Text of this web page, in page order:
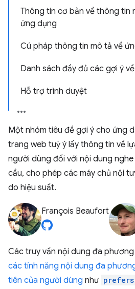
Thông tin cơ bản về thông tin
ứng dụng
Cú pháp thông tin mô tả về
Danh sách đầy đủ các gợi ý
Hỗ trợ trình duyệt
Một nhóm tiêu đề gợi ý cho ứng
trang web tuỳ ý lấy thông tin về
người dùng đối với nội dung
cầu, cho phép các máy chủ nội
do hiệu suất.
François Beaufort
Các truy vấn nội dung đa phương
các tính năng nội dung đa
tiên của người dùng như